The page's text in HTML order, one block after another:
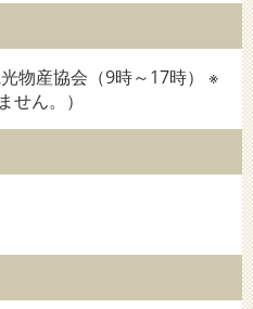
物産協会（9時～17時） ※
せん。）